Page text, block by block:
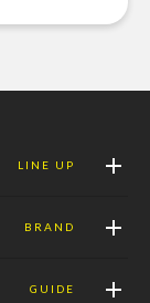
LINE UP
BRAND
GUIDE